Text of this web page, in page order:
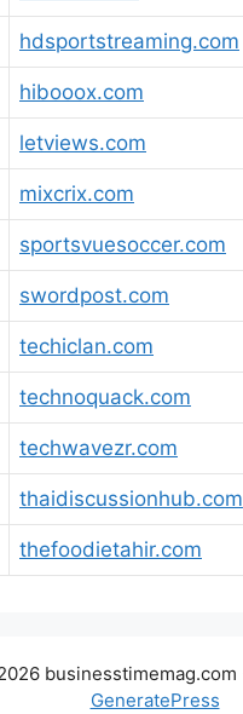
hdsportstreaming.com
hibooox.com
letviews.com
mixcrix.com
sportsvuesoccer.com
swordpost.com
techiclan.com
technoquack.com
techwavezr.com
thaidiscussionhub.com
thefoodietahir.com
businesstimemag.com
GeneratePress